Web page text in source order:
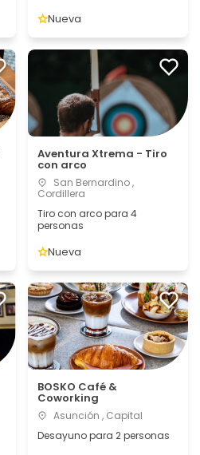
Nueva
Aventura Xtrema - Tiro
con arco
San Bernardino ,
Cordillera
Tiro con arco para 4
personas
Nueva
BOSKO Café &
Coworking
Asunción , Capital
Desayuno para 2 personas